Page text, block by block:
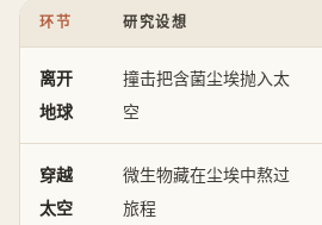
环节 研究设想
离开
地球
撞击把含菌尘埃抛入太
空
穿越
太空
微生物藏在尘埃中熬过
旅程